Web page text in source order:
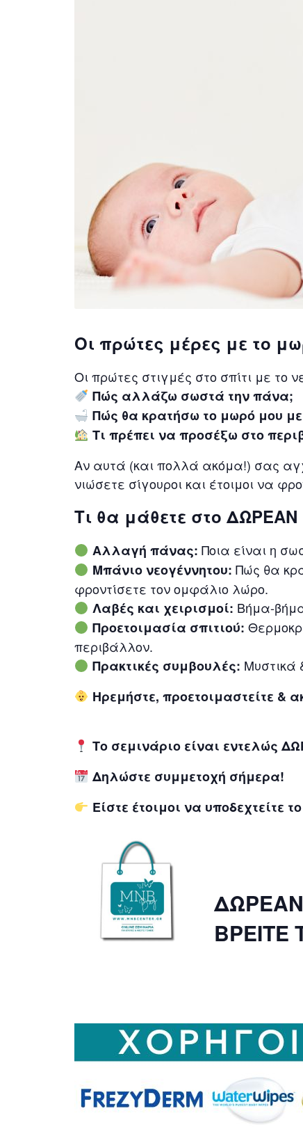
Οι πρώτες μέρες με το
Οι πρώτες στιγμές στο σπίτι με
Πώς αλλάζω σωστά την πάνα;
Πώς θα κρατήσω το μωρό μου
Τι πρέπει να προσέξω στο
Αν αυτά (και πολλά ακόμα!) σας
νιώσετε σίγουροι και έτοιμοι να
Τι θα μάθετε στο ΔΩΡΕΑΝ
Αλλαγή πάνας: Ποια είναι η
Μπάνιο νεογέννητου: Πώς θα
φροντίσετε τον ομφάλιο λώρο.
Λαβές και χειρισμοί: Βήμα-
Προετοιμασία σπιτιού:
περιβάλλον.
Πρακτικές συμβουλές: Μυστικά
Ηρεμήστε, προετοιμαστείτε &
Το σεμινάριο είναι εντελώς
Δηλώστε συμμετοχή σήμερα!
Είστε έτοιμοι να υποδεχτείτε
ΔΩΡΕΑΝ
ΒΡΕΙΤΕ